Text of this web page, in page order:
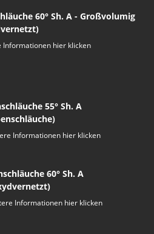
60° Sh. A - Großvolumig
Informationen hier klicken
55° Sh. A
Informationen hier klicken
60° Sh. A
Informationen hier klicken